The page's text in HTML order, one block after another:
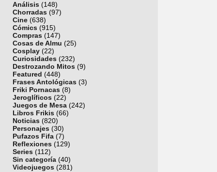
Análisis (148)
Chorradas (97)
Cine (638)
Cómics (915)
Compras (147)
Cosas de Almu (25)
Cosplay (22)
Curiosidades (232)
Destrozando Mitos (9)
Featured (448)
Frases Antológicas (3)
Friki Pornacas (8)
Jeroglíficos (22)
Juegos de Mesa (242)
Libros Frikis (66)
Noticias (820)
Personajes (30)
Pufazos Fifa (7)
Reflexiones (129)
Series (112)
Sin categoría (40)
Videojuegos (281)